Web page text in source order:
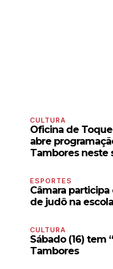
CULTURA
Oficina de
abre
Tambores neste
ESPORTES
Câmara
de judô na
CULTURA
Sábado (16) tem
Tambores